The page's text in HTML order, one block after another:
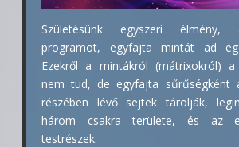
Születésünk egyszeri élmény,
programot, egyfajta mintát ad
Ezekről a mintákról (mátrixokról)
nem tud, de egyfajta sűrűségként
részében lévő sejtek tárolják,
három csakra területe, és az
testrészek.